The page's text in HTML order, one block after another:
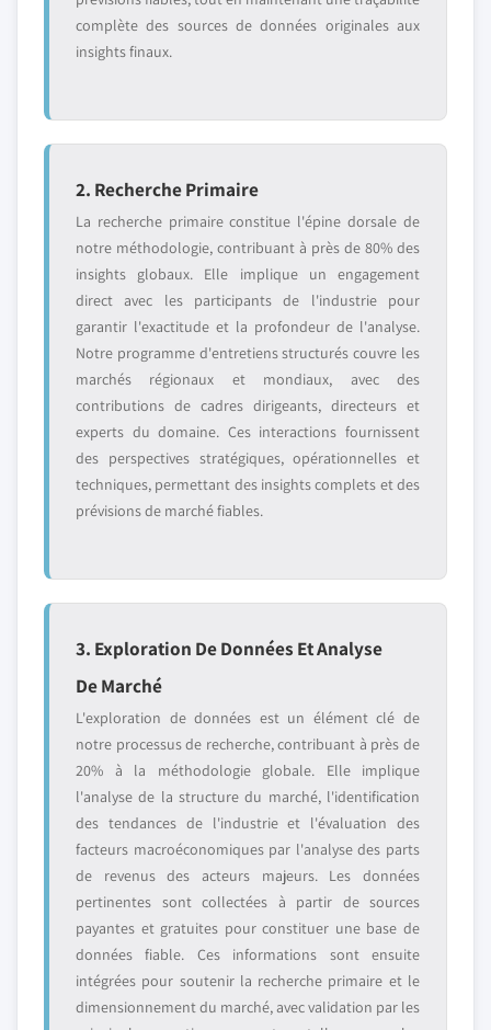
complète des sources de données originales aux
insights finaux.
2. Recherche Primaire
La recherche primaire constitue l'épine dorsale de
notre méthodologie, contribuant à près de 80% des
insights globaux. Elle implique un engagement
direct avec les participants de l'industrie pour
garantir l'exactitude et la profondeur de l'analyse.
Notre programme d'entretiens structurés couvre les
marchés régionaux et mondiaux, avec des
contributions de cadres dirigeants, directeurs et
experts du domaine. Ces interactions fournissent
des perspectives stratégiques, opérationnelles et
techniques, permettant des insights complets et des
prévisions de marché fiables.
3. Exploration De Données Et Analyse
De Marché
L'exploration de données est un élément clé de
notre processus de recherche, contribuant à près de
20% à la méthodologie globale. Elle implique
l'analyse de la structure du marché, l'identification
des tendances de l'industrie et l'évaluation des
facteurs macroéconomiques par l'analyse des parts
de revenus des acteurs majeurs. Les données
pertinentes sont collectées à partir de sources
payantes et gratuites pour constituer une base de
données fiable. Ces informations sont ensuite
intégrées pour soutenir la recherche primaire et le
dimensionnement du marché, avec validation par les